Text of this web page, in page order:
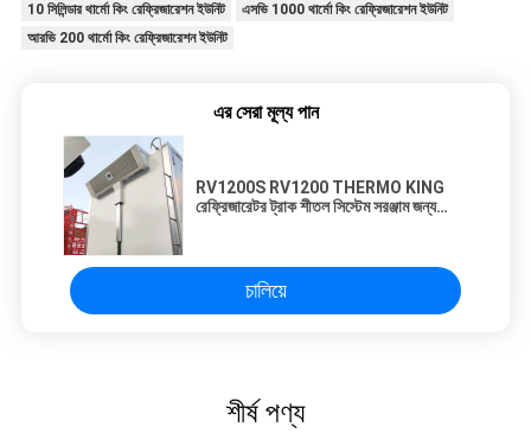
10 সিলিন্ডার থার্মো কিং রেফ্রিজারেশন ইউনিট
এসভি 1000 থার্মো কিং রেফ্রিজারেশন ইউনিট
আরভি 200 থার্মো কিং রেফ্রিজারেশন ইউনিট
এর সেরা মূল্য পান
RV1200S RV1200 THERMO KING
রেফ্রিজারেটর ট্রাক শীতল সিস্টেম সরঞ্জাম জন্য
চালিয়ে
শীর্ষ পণ্য